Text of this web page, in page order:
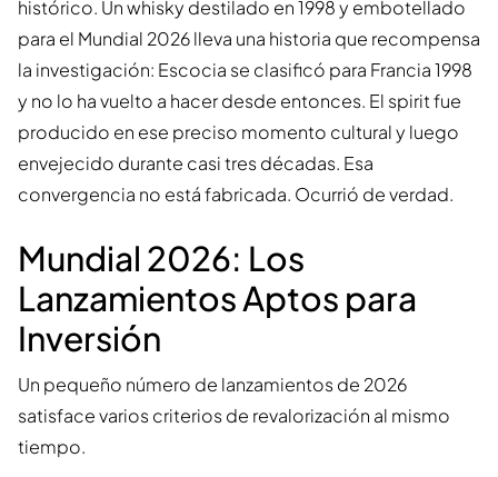
histórico. Un whisky destilado en 1998 y embotellado
para el Mundial 2026 lleva una historia que recompensa
la investigación: Escocia se clasificó para Francia 1998
y no lo ha vuelto a hacer desde entonces. El spirit fue
producido en ese preciso momento cultural y luego
envejecido durante casi tres décadas. Esa
convergencia no está fabricada. Ocurrió de verdad.
Mundial 2026: Los
Lanzamientos Aptos para
Inversión
Un pequeño número de lanzamientos de 2026
satisface varios criterios de revalorización al mismo
tiempo.